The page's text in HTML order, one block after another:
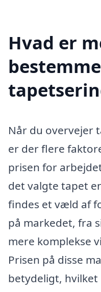
Hvad er
Når du overvejer
er der flere
prisen for
det valgte tapet
findes et væld af
på markedet, fra
mere komplekse
Prisen på disse
betydeligt, hvilket